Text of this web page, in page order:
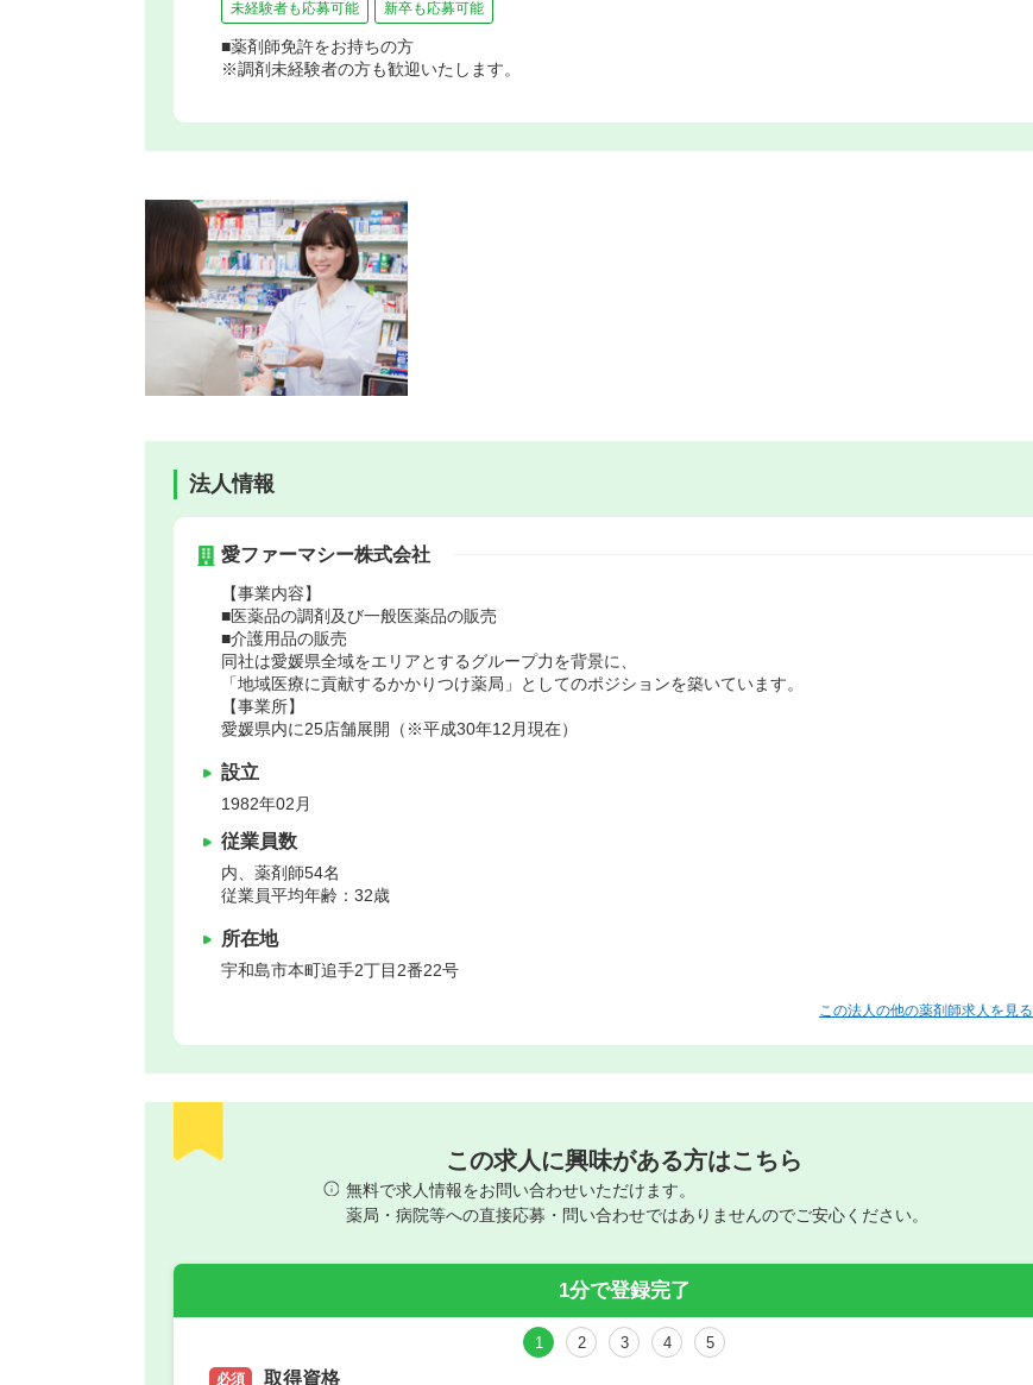
未経験者も応募可能 新卒も応募可能
■薬剤師免許をお持ちの方
※調剤未経験者の方も歓迎いたします。
法人情報
愛ファーマシー株式会社
【事業内容】
■医薬品の調剤及び一般医薬品の販売
■介護用品の販売
同社は愛媛県全域をエリアとするグループ力を背景に、
「地域医療に貢献するかかりつけ薬局」としてのポジションを築いています。
【事業所】
愛媛県内に25店舗展開（※平成30年12月現在）
設立
1982年02月
従業員数
内、薬剤師54名
従業員平均年齢：32歳
所在地
宇和島市本町追手2丁目2番22号
この法人の他の薬剤師求人を見る
この求人に興味がある方はこちら
無料で求人情報をお問い合わせいただけます。
薬局・病院等への直接応募・問い合わせではありませんのでご安心ください。
1分で登録完了
1 2 3 4 5
必須 取得資格